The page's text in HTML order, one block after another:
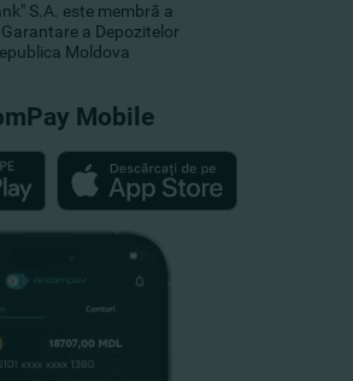
S.A. este membră a
a Depozitelor
Moldova
Mobile